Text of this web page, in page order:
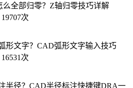
么全部归零？Z轴归零技巧详解
次
形文字？CAD弧形文字输入技巧
次
半径？CAD半径标注快捷键DRA一